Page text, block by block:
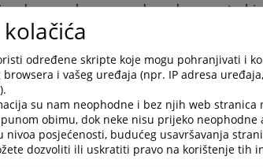
nadzor na ulazu u zgradu suda, po
lica koja se ne odazivaju na sudske pozive,
terenu i stalno brinu za bezbijednost
određene skripte koje mogu pohranjivati i
i vašeg uređaja (npr. IP adresa
su nam neophodne i bez njih web stranica
obimu, dok neke nisu prijeko neophodne
posjećenosti, budućeg usavršavanja
dozvoliti ili uskratiti pravo na korištenje tih